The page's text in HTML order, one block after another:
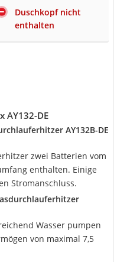
Duschkopf nicht
enthalten
AY132-DE
AY132B-DE
zwei Batterien vom
enthalten. Einige
Stromanschluss.
Wasser pumpen
von maximal 7,5